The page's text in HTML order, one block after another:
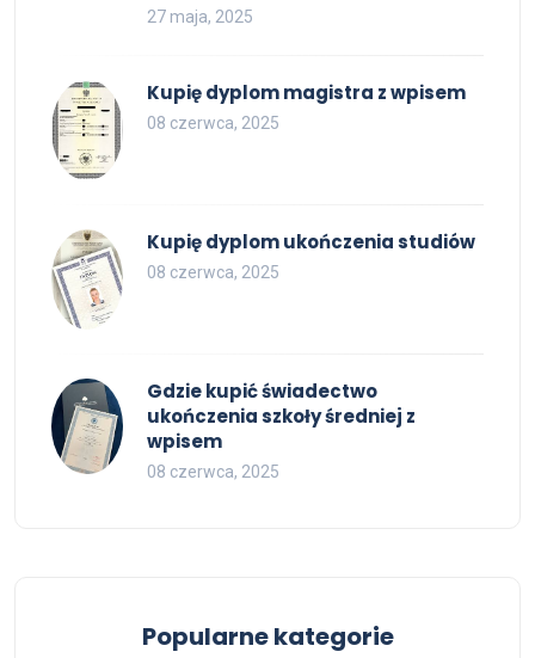
27 maja, 2025
Kupię dyplom magistra z wpisem
08 czerwca, 2025
Kupię dyplom ukończenia studiów
08 czerwca, 2025
Gdzie kupić świadectwo
ukończenia szkoły średniej z
wpisem
08 czerwca, 2025
Popularne kategorie